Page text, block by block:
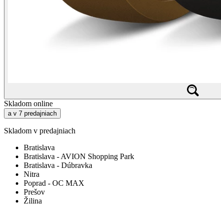
Skladom online
a v 7 predajniach
Skladom v predajniach
Bratislava
Bratislava - AVION Shopping Park
Bratislava - Dúbravka
Nitra
Poprad - OC MAX
Prešov
Žilina